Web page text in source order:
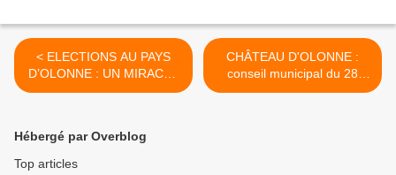
< ELECTIONS AU PAYS
D’OLONNE : UN MIRACLE
? LA FUSION ENTERRÉE
CHÂTEAU D'OLONNE :
conseil municipal du 28
janvier 2014 >
Hébergé par Overblog
Top articles